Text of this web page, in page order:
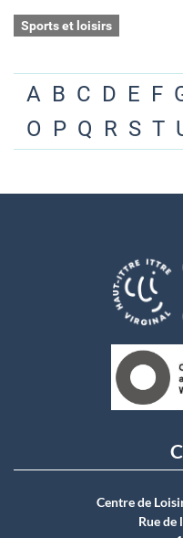
Sports et loisirs
A B C D E F
O P Q R S T
Centre de
Rue de